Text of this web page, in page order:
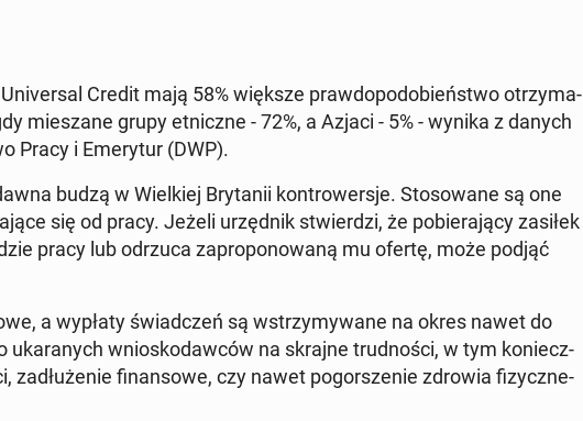
Credit mają 58% większe praw­do­po­do­bień­stwo otrzy­ma­
mie­sza­ne grupy et­nicz­ne - 72%, a Azjaci - 5% - wynika z danych
Pracy i Eme­ry­tur (DWP).
budzą w Wiel­kiej Bry­ta­nii kon­tro­wer­sje. Sto­so­wa­ne są one
się od pracy. Jeżeli urzęd­nik stwier­dzi, że po­bie­ra­ją­cy zasiłek
pracy lub odrzuca za­pro­po­no­wa­ną mu ofertę, może podjąć
a wypłaty świad­czeń są wstrzy­my­wa­ne na okres nawet do
uka­ra­nych wnio­sko­daw­ców na skrajne trud­no­ści, w tym ko­niecz­
za­dłu­że­nie fi­nan­so­we, czy nawet po­gor­sze­nie zdrowia fi­zycz­ne­